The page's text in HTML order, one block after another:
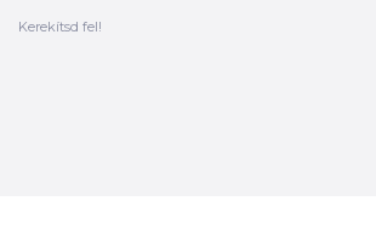
Kerekítsd fel!